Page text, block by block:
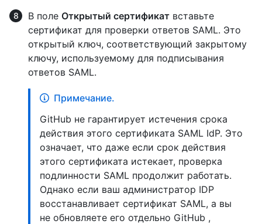
В поле Открытый сертификат вставьте
сертификат для проверки ответов SAML. Это
открытый ключ, соответствующий закрытому
ключу, используемому для подписывания
ответов SAML.
Примечание.
GitHub не гарантирует истечения срока
действия этого сертификата SAML IdP. Это
означает, что даже если срок действия
этого сертификата истекает, проверка
подлинности SAML продолжит работать.
Однако если ваш администратор IDP
восстанавливает сертификат SAML, а вы
не обновляете его отдельно GitHub ,